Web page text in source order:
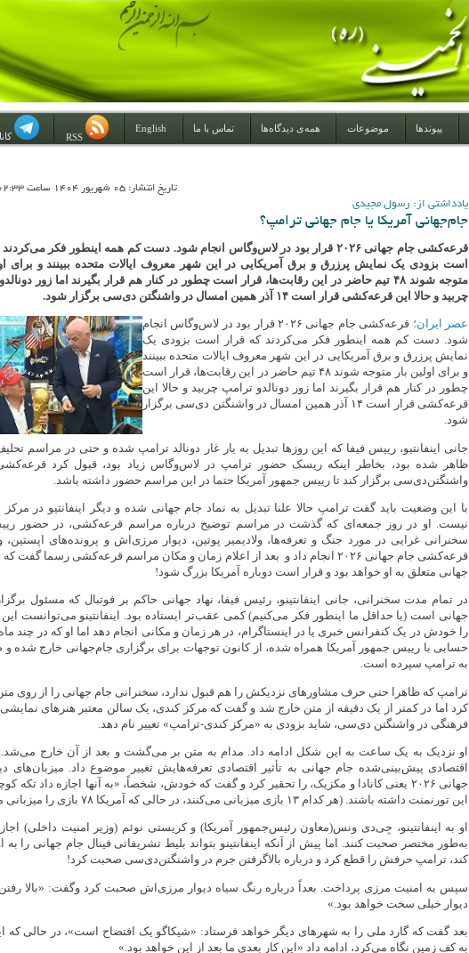
پیوندها موضوعات همه‌ی دیدگاه‌ها تماس با ما
English
تاريخ انتشار: 05 شهريور 1404 ساعت 00:02:33
یادداشتی از: رسول مجیدی
جام‌جهانی آمریکا یا جام جهانی ترامپ؟
قرعه‌کشی جام جهانی ۲۰۲۶ قرار بود در لاس‌وگاس انجام شود. دست کم همه اینطور فکر
است بزودی یک نمایش پرزرق و برق آمریکایی در این شهر معروف ایالات متحده ببینند و برای
متوجه شوند ۴۸ تیم حاضر در این رقابت‌ها، قرار است چطور در کنار هم قرار بگیرند اما زور
چربید و حالا این قرعه‌کشی قرار است ۱۴ آذر همین امسال در واشنگتن‌ دی‌سی برگزار شود.
عصر ایران؛
قرعه‌کشی جام جهانی ۲۰۲۶ قرار بود در لاس‌وگاس انجام
شود. دست کم همه اینطور فکر می‌کردند که قرار است بزودی یک
نمایش پرزرق و برق آمریکایی در این شهر معروف ایالات متحده ببینند
و برای اولین بار متوجه شوند ۴۸ تیم حاضر در این رقابت‌ها، قرار است
چطور در کنار هم قرار بگیرند اما زور دونالدو ترامپ چربید و حالا این
قرعه‌کشی قرار است ۱۴ آذر همین امسال در واشنگتن‌ دی‌سی برگزار
شود.
جانی اینفانتیو، رییس فیفا که این روزها تبدیل به یار غار دونالد ترامپ شده و حتی در مراسم
ظاهر شده بود، بخاطر اینکه ریسک حضور ترامپ در لاس‌وگاس زیاد بود، قبول کرد
واشنگتن‌دی‌سی برگزار کند تا رییس جمهور آمریکا حتما در این مراسم حضور داشته باشد.
با این وضعیت باید گفت ترامپ حالا علنا تبدیل به نماد جام جهانی شده و دیگر اینفانتیو در
نیست. او در روز جمعه‌ای که گذشت در مراسم توضیح درباره مراسم قرعه‌کشی، در حضور
سخنرانی غرایی در مورد جنگ‌ و تعرفه‌ها، ولادیمیر پوتین، دیوار مرزی‌اش و پرونده‌های
قرعه‌کشی جام جهانی ۲۰۲۶ انجام داد و بعد از اعلام زمان و مکان مراسم قرعه‌کشی رسما گفت
جهانی متعلق به او خواهد بود و قرار است دوباره آمریکا بزرگ شود!
در تمام مدت سخنرانی، جانی اینفانتینو، رئیس فیفا، نهاد جهانی حاکم بر فوتبال که مسئول
جهانی است (یا حداقل ما اینطور فکر می‌کنیم) کمی عقب‌تر ایستاده بود. اینفانتینو می‌توانست این
را خودش در یک کنفرانس خبری یا در اینستاگرام، در هر زمان و مکانی انجام دهد اما او که در چند
حسابی با رییس جمهور آمریکا همراه شده، از کانون توجهات برای برگزاری جام‌جهانی خارج شده و
به ترامپ سپرده است.
ترامپ که ظاهرا حتی حرف مشاورهای نزدیکش را هم قبول ندارد،‌ سخنرانی جام جهانی را از روی
کرد اما در کمتر از یک دقیقه از متن خارج شد و گفت که مرکز کندی، یک سالن معتبر هنرهای نمایشی
فرهنگی در واشنگتن دی‌سی، شاید بزودی به «مرکز کندی-ترامپ» تغییر نام دهد.
او نزدیک به یک ساعت به این شکل ادامه داد. مدام به متن بر می‌گشت و بعد از آن خارج می‌شد.
اقتصادی پیش‌بینی‌شده جام جهانی به تأثیر اقتصادی تعرفه‌هایش تغییر موضوع داد. میزبان‌های
جهانی ۲۰۲۶ یعنی کانادا و مکزیک، را تحقیر کرد و گفت که خودش، شخصاً، «به آنها اجازه داد تکه
این تورنمنت داشته باشند. (هر کدام ۱۳ بازی میزبانی می‌کنند، در حالی که آمریکا ۷۸ بازی را میزبانی می‌کند.)
او به اینفانتینو، جِی‌دی ونس(معاون رئیس‌جمهور آمریکا) و کریستی نوئم (وزیر امنیت داخلی)
به‌طور مختصر صحبت کنند. اما پیش از آنکه اینفانتینو بتواند بلیط تشریفاتی فینال جام جهانی را به
کند، ترامپ حرفش را قطع کرد و درباره بالاگرفتن جرم در واشنگتن‌دی‌سی صحبت کرد!
سپس به امنیت مرزی پرداخت. بعداً درباره رنگ سیاه دیوار مرزی‌اش صحبت کرد وگفت: «بالا
دیوار خیلی سخت خواهد بود.»
بعد گفت که گارد ملی را به شهرهای دیگر خواهد فرستاد: «شیکاگو یک افتضاح است»، در حالی که
به کف زمین نگاه می‌کرد، ادامه داد «این کار بعدی ما بعد از این خواهد بود.»